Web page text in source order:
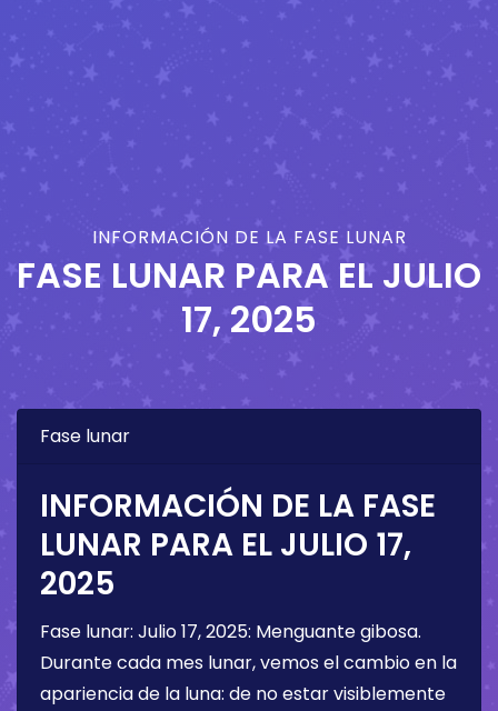
INFORMACIÓN DE LA FASE LUNAR
FASE LUNAR PARA EL JULIO
17, 2025
Fase lunar
INFORMACIÓN DE LA FASE
LUNAR PARA EL JULIO 17,
2025
Fase lunar: Julio 17, 2025: Menguante gibosa.
Durante cada mes lunar, vemos el cambio en la
apariencia de la luna: de no estar visiblemente